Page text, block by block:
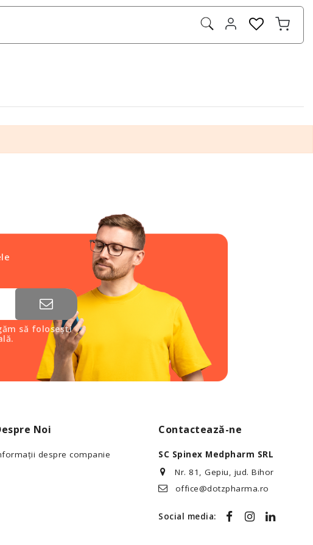
să folosești
Noi
despre companie
Contactează-ne
SC Spinex Medpharm SRL
Nr. 81, Gepiu, jud. Bihor
office@dotzpharma.ro
Social media: